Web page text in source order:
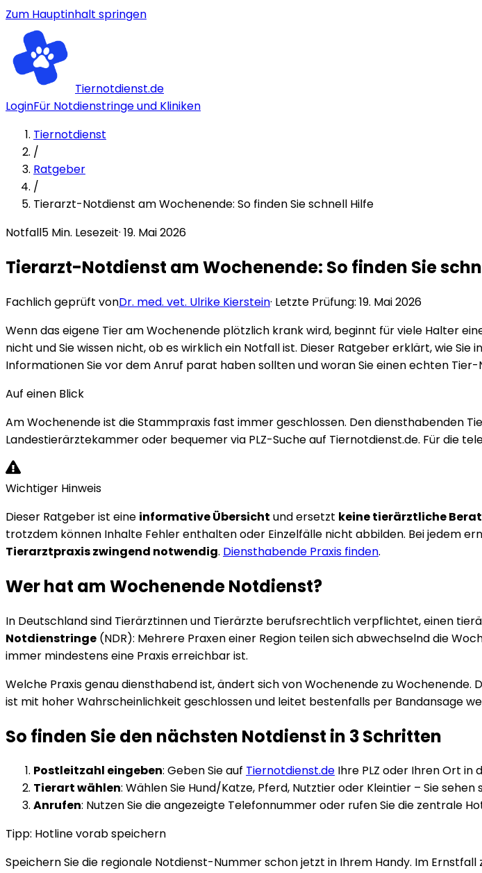
Zum Hauptinhalt springen
Tiernotdienst.de
LoginFür Notdienstringe und Kliniken
Tiernotdienst
/
Ratgeber
/
Tierarzt-Notdienst am Wochenende: So finden Sie schnell Hilfe
Notfall5 Min. Lesezeit· 19. Mai 2026
Tierarzt-Notdienst am Wochenende: So finden Sie
Fachlich geprüft vonDr. med. vet. Ulrike Kierstein· Letzte Prüfung: 19. Mai 2026
Wenn das eigene Tier am Wochenende plötzlich krank wird, beginnt für viele Halter
nicht und Sie wissen nicht, ob es wirklich ein Notfall ist. Dieser Ratgeber erklärt, wie
Informationen Sie vor dem Anruf parat haben sollten und woran Sie einen echten
Auf einen Blick
Am Wochenende ist die Stammpraxis fast immer geschlossen. Den diensthabenden
Landestierärztekammer oder bequemer via PLZ-Suche auf Tiernotdienst.de. Für die
Wichtiger Hinweis
Dieser Ratgeber ist eine informative Übersicht und ersetzt keine tierärztliche
trotzdem können Inhalte Fehler enthalten oder Einzelfälle nicht abbilden. Bei jedem
Tierarztpraxis zwingend notwendig. Diensthabende Praxis finden.
Wer hat am Wochenende Notdienst?
In Deutschland sind Tierärztinnen und Tierärzte berufsrechtlich verpflichtet, einen
Notdienstringe (NDR): Mehrere Praxen einer Region teilen sich abwechselnd die
immer mindestens eine Praxis erreichbar ist.
Welche Praxis genau diensthabend ist, ändert sich von Wochenende zu
ist mit hoher Wahrscheinlichkeit geschlossen und leitet bestenfalls per Bandansage
So finden Sie den nächsten Notdienst in 3 Schritten
Postleitzahl eingeben: Geben Sie auf Tiernotdienst.de Ihre PLZ oder Ihren Ort in
Tierart wählen: Wählen Sie Hund/Katze, Pferd, Nutztier oder Kleintier – Sie
Anrufen: Nutzen Sie die angezeigte Telefonnummer oder rufen Sie die zentrale
Tipp: Hotline vorab speichern
Speichern Sie die regionale Notdienst-Nummer schon jetzt in Ihrem Handy. Im